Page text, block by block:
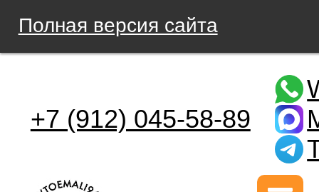
Полная версия сайта
+7 (912) 045-58-89